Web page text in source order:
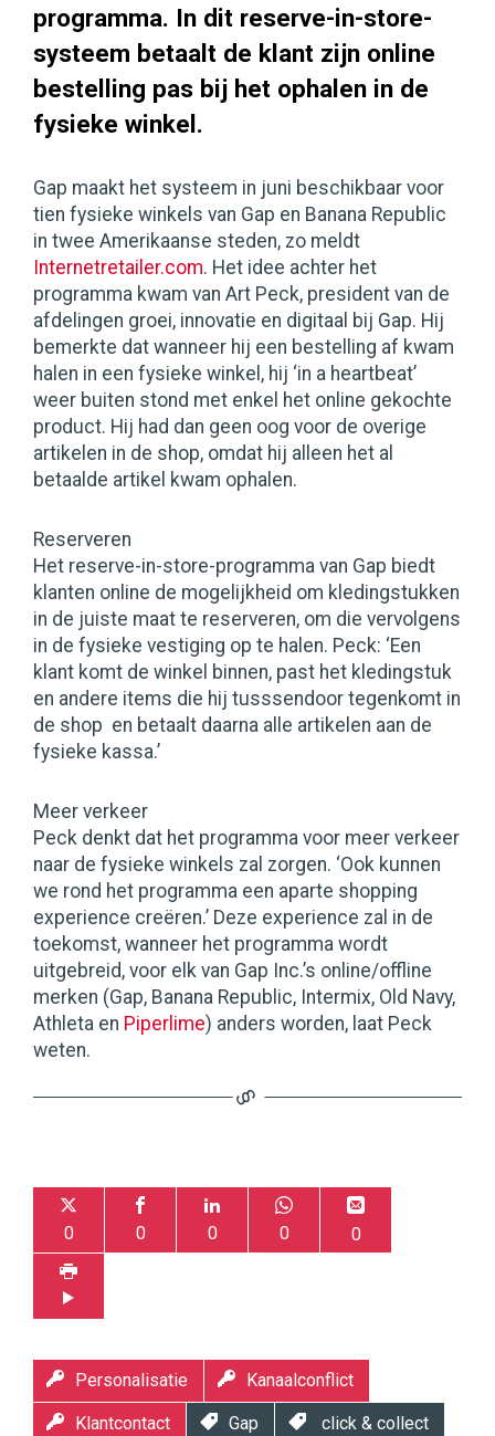
programma. In dit reserve-in-store-
systeem betaalt de klant zijn online
bestelling pas bij het ophalen in de
fysieke winkel.
Gap maakt het systeem in juni beschikbaar voor
tien fysieke winkels van Gap en Banana Republic
in twee Amerikaanse steden, zo meldt
Internetretailer.com. Het idee achter het
programma kwam van Art Peck, president van de
afdelingen groei, innovatie en digitaal bij Gap. Hij
bemerkte dat wanneer hij een bestelling af kwam
halen in een fysieke winkel, hij ‘in a heartbeat’
weer buiten stond met enkel het online gekochte
product. Hij had dan geen oog voor de overige
artikelen in de shop, omdat hij alleen het al
betaalde artikel kwam ophalen.
Reserveren
Het reserve-in-store-programma van Gap biedt
klanten online de mogelijkheid om kledingstukken
in de juiste maat te reserveren, om die vervolgens
in de fysieke vestiging op te halen. Peck: ‘Een
klant komt de winkel binnen, past het kledingstuk
en andere items die hij tusssendoor tegenkomt in
de shop en betaalt daarna alle artikelen aan de
fysieke kassa.’
Meer verkeer
Peck denkt dat het programma voor meer verkeer
naar de fysieke winkels zal zorgen. ‘Ook kunnen
we rond het programma een aparte shopping
experience creëren.’ Deze experience zal in de
toekomst, wanneer het programma wordt
uitgebreid, voor elk van Gap Inc.’s online/offline
merken (Gap, Banana Republic, Intermix, Old Navy,
Athleta en Piperlime) anders worden, laat Peck
weten.
0 0 0 0 0
Personalisatie Kanaalconflict
Klantcontact Gap click & collect